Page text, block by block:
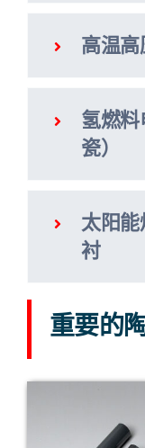
高温
氢燃
瓷）
太阳
衬
重要的